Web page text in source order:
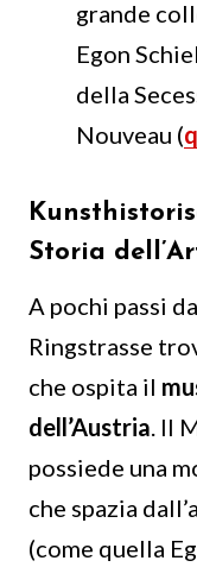
grande
Egon
della
Nouveau (
Storia
A pochi passi
Ringstrasse
che ospita il
dell’Austria . Il
possiede una
che spazia
(come quella